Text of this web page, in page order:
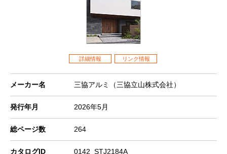
詳細情報 リンク情報
メーカー名 三協アルミ（三協立山株式会社）
発行年月 2026年5月
総ページ数 264
カタログID 0142_STJ2184A